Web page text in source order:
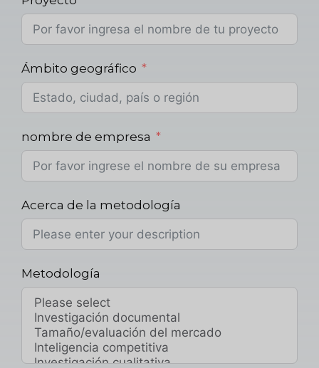
Ámbito geográfico
nombre de empresa
Acerca de la metodología
Metodología